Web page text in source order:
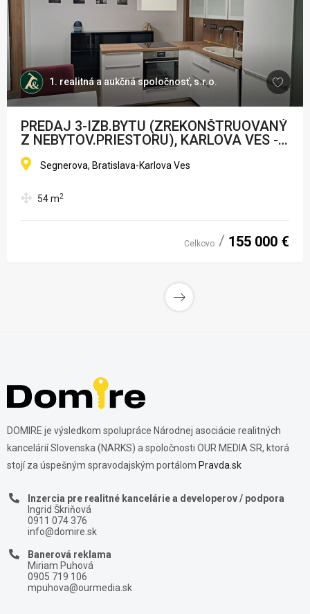
1. realitná a aukčná spoločnosť, s.r.o.
PREDAJ 3-IZB.BYTU (ZREKONŠTRUOVANÝ
Z NEBYTOV.PRIESTORU), KARLOVA VES -
SEGNEROVA UL.
Segnerova, Bratislava-Karlova Ves
54m2
Celkovo 155 000 €
DOMIRE je výsledkom spolupráce Národnej asociácie realitných
kancelárií Slovenska (NARKS) a spoločnosti OUR MEDIA SR, ktorá
stojí za úspešným spravodajským portálom Pravda.sk
Inzercia pre realitné kancelárie a developerov / podpora
Ingrid Škriňová
0911 074 376
info@domire.sk
Banerová reklama
Miriam Puhová
0905 719 106
mpuhova@ourmedia.sk